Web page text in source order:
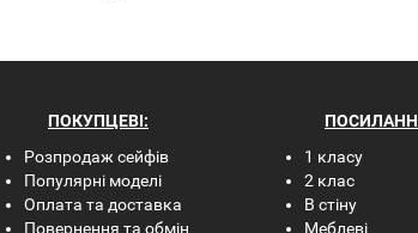
ПОКУПЦЕВІ:
Розпродаж сейфів
Популярні моделі
Оплата та доставка
Повернення та обмін
1 класу
2 клас
В стіну
Меблеві